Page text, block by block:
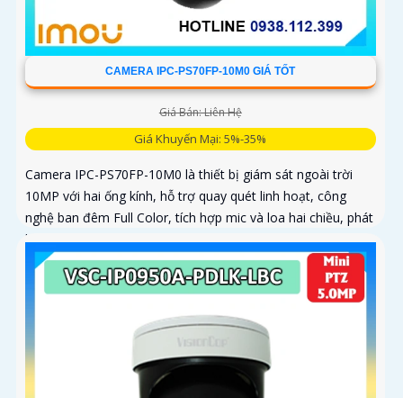
CAMERA IPC-PS70FP-10M0 GIÁ TỐT
Giá Bán: Liên Hệ
Giá Khuyến Mại: 5%-35%
Camera IPC-PS70FP-10M0 là thiết bị giám sát ngoài trời
10MP với hai ống kính, hỗ trợ quay quét linh hoạt, công
nghệ ban đêm Full Color, tích hợp mic và loa hai chiều, phát
hiện con người và phương tiện, phù hợp lắp đặt cho gia
đình, cửa hàng và văn phòng